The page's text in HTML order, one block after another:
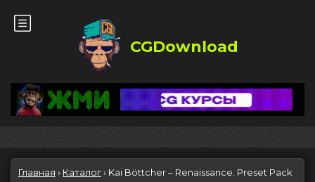
CGDownload
Главная › Каталог› Kai Böttcher – Renaissance. Preset Pack